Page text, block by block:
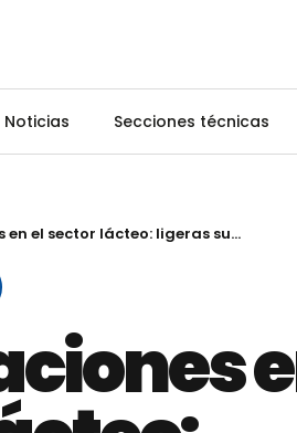
Noticias Secciones técnicas
Negociaciones en el sector lácteo: ligeras subidas en los precios de la leche